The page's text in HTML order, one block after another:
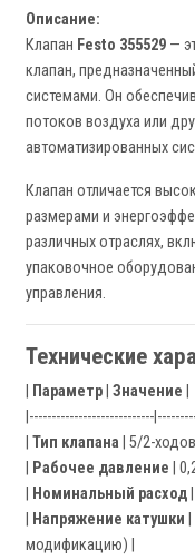
Описание:
Клапан Festo 355529 —
клапан,
системами. Он
потоков воздуха или
автоматизированных
Клапан отличается
размерами и
различных отраслях,
упаковочное
управления.
Технические
Параметр Значение
|----------------------------
Тип клапана | 5/2-
Рабочее давление |
Номинальный расход
Напряжение катушки
модификацию) |